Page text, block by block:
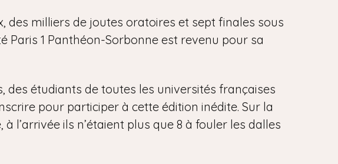
des milliers de joutes oratoires et sept finales sous
Paris 1 Panthéon-Sorbonne est revenu pour sa
des étudiants de toutes les universités françaises
pour participer à cette édition inédite. Sur la
l’arrivée ils n’étaient plus que 8 à fouler les dalles